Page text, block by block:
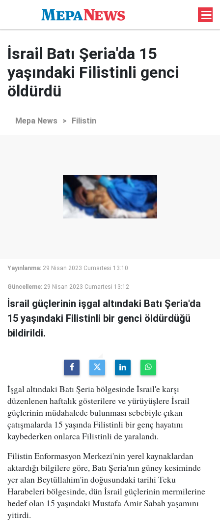
İsrail Batı Şeria'da 15
yaşındaki Filistinli genci
öldürdü
Mepa News > Filistin
Yayınlanma: 29 Nisan 2023 Cumartesi 13:10
Güncelleme: 29 Nisan 2023 Cumartesi 13:12
İsrail güçlerinin işgal altındaki Batı Şeria'da
15 yaşındaki Filistinli bir genci öldürdüğü
bildirildi.
İşgal altındaki Batı Şeria bölgesinde İsrail'e karşı
düzenlenen haftalık gösterilere ve yürüyüşlere İsrail
güçlerinin müdahalede bulunması sebebiyle çıkan
çatışmalarda 15 yaşında Filistinli bir genç hayatını
kaybederken onlarca Filistinli de yaralandı.
Filistin Enformasyon Merkezi'nin yerel kaynaklardan
aktardığı bilgilere göre, Batı Şeria'nın güney kesiminde
yer alan Beytüllahim'in doğusundaki tarihi Teku
Harabeleri bölgesinde, dün İsrail güçlerinin mermilerine
hedef olan 15 yaşındaki Mustafa Amir Sabah yaşamını
yitirdi.